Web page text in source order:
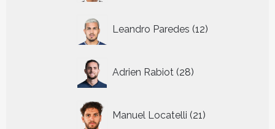
Leandro Paredes 12
producten
Adrien Rabiot 28
producten
Manuel Locatelli 21
producten